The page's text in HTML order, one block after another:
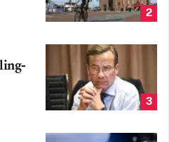
2
3